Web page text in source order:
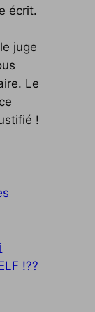
écrit.
juge
Le
!
!??